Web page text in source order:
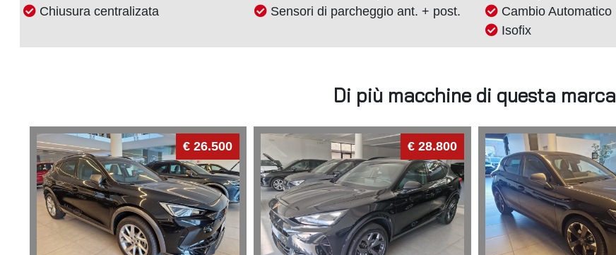
Chiusura centralizata
Sensori di parcheggio ant. + post.
Cambio Automatico
Isofix
Di più macchine di questa marca
€ 26.500 € 28.800